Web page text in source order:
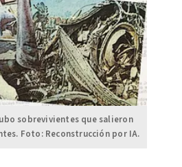
sobrevivientes que salieron
Foto: Reconstrucción por IA.